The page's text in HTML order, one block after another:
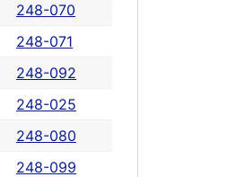
248-070
248-071
248-092
248-025
248-080
248-099